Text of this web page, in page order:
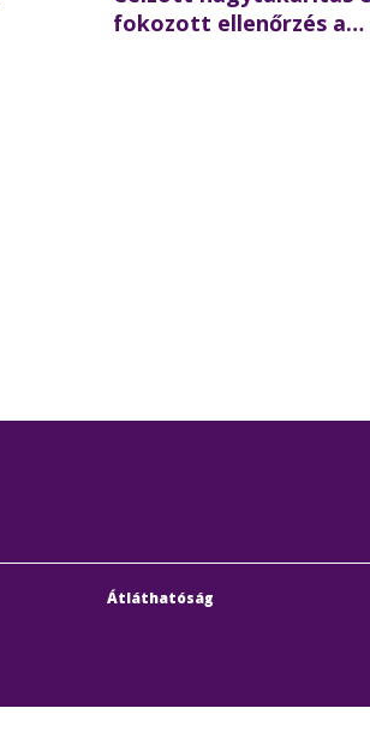
fokozott ellenőrzés a
Átláthatóság